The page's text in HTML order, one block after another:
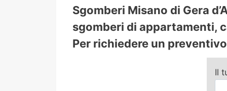
Sgomberi Misano di Gera
sgomberi di appartamenti,
Per richiedere un
Il